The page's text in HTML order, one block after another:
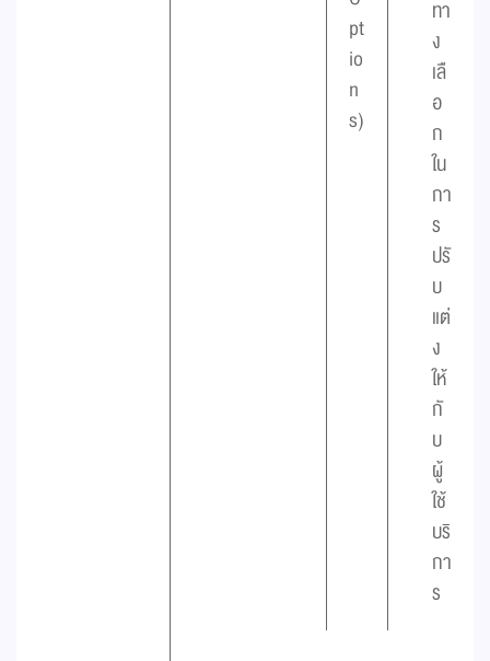
pt
io
n
s)
ทา
ง
เลื
อ
ก
ใน
กา
ร
ปรั
บ
แต่
ง
ให้
กั
บ
ผู้
ใช้
บริ
กา
ร